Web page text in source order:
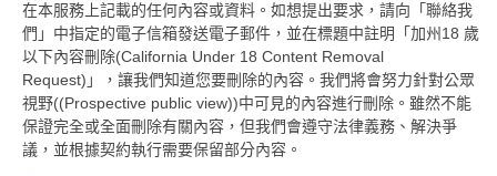
在本服務上記載的任何內容或資料。如想提出要求，請向「聯絡我
們」中指定的電子信箱發送電子郵件，並在標題中註明「加州18 歲
以下內容刪除(California Under 18 Content Removal
Request)」，讓我們知道您要刪除的內容。我們將會努力針對公眾
視野((Prospective public view))中可見的內容進行刪除。雖然不能
保證完全或全面刪除有關內容，但我們會遵守法律義務、解決爭
議，並根據契約執行需要保留部分內容。